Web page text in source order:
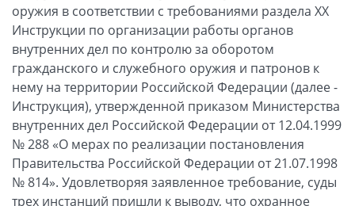
оружия в соответствии с требованиями раздела ХХ
Инструкции по организации работы органов
внутренних дел по контролю за оборотом
гражданского и служебного оружия и патронов к
нему на территории Российской Федерации (далее -
Инструкция), утвержденной приказом Министерства
внутренних дел Российской Федерации от 12.04.1999
№ 288 «О мерах по реализации постановления
Правительства Российской Федерации от 21.07.1998
№ 814». Удовлетворяя заявленное требование, суды
трех инстанций пришли к выводу, что охранное